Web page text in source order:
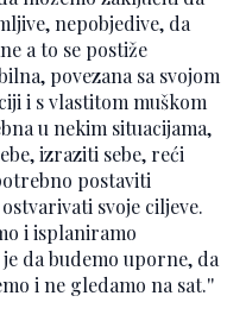
nepobjedive, da
a to se postiže
povezana sa svojom
i s vlastitom muškom
u nekim situacijama,
izraziti sebe, reći
postaviti
svoje ciljeve.
i isplaniramo
da budemo uporne, da
i ne gledamo na sat.''